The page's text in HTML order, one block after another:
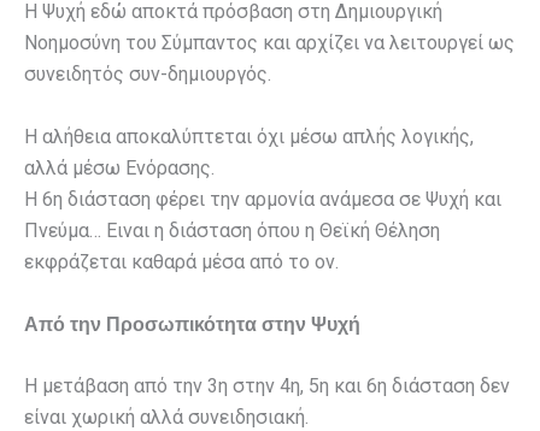
Η Ψυχή εδώ αποκτά πρόσβαση στη Δημιουργική
Νοημοσύνη του Σύμπαντος και αρχίζει να λειτουργεί ως
συνειδητός συν-δημιουργός.
Η αλήθεια αποκαλύπτεται όχι μέσω απλής λογικής,
αλλά μέσω Ενόρασης.
Η 6η διάσταση φέρει την αρμονία ανάμεσα σε Ψυχή και
Πνεύμα… Ειναι η διάσταση όπου η Θεϊκή Θέληση
εκφράζεται καθαρά μέσα από το ον.
Από την Προσωπικότητα στην Ψυχή
Η μετάβαση από την 3η στην 4η, 5η και 6η διάσταση δεν
είναι χωρική αλλά συνειδησιακή.